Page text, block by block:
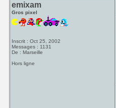
emixam
Gros pixel
Inscrit : Oct 25, 2002
Messages : 1131
De : Marseille
Hors ligne